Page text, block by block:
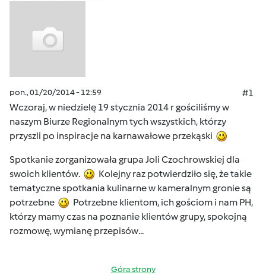
pon., 01/20/2014 - 12:59
#1
Wczoraj, w niedzielę 19 stycznia 2014 r gościliśmy w
naszym Biurze Regionalnym tych wszystkich, którzy
przyszli po inspiracje na karnawałowe przekąski
Spotkanie zorganizowała grupa Joli Czochrowskiej dla
swoich klientów.
Kolejny raz potwierdziło się, że takie
tematyczne spotkania kulinarne w kameralnym gronie są
potrzebne
Potrzebne klientom, ich gościom i nam PH,
którzy mamy czas na poznanie klientów grupy, spokojną
rozmowę, wymianę przepisów...
Góra strony